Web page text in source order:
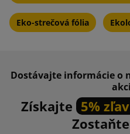
Eko-strečová fólia
Dostávajte informácie o
Získajte 5%